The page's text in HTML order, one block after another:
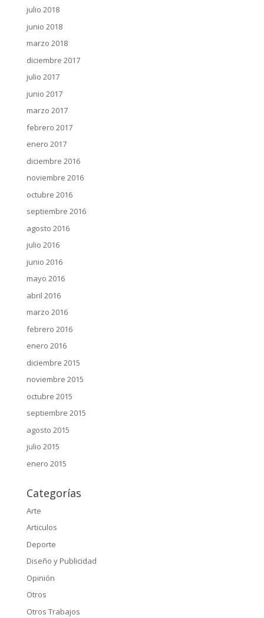
julio 2018
junio 2018
marzo 2018
diciembre 2017
julio 2017
junio 2017
marzo 2017
febrero 2017
enero 2017
diciembre 2016
noviembre 2016
octubre 2016
septiembre 2016
agosto 2016
julio 2016
junio 2016
mayo 2016
abril 2016
marzo 2016
febrero 2016
enero 2016
diciembre 2015
noviembre 2015
octubre 2015
septiembre 2015
agosto 2015
julio 2015
enero 2015
Categorías
Arte
Articulos
Deporte
Diseño y Publicidad
Opinión
Otros
Otros Trabajos